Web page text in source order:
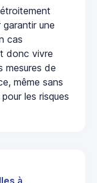
une
cas
donc vivre
mesures de
même sans
les risques
à